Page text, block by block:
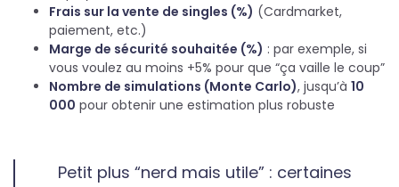
Frais sur la vente de singles (%) (Cardmarket,
paiement, etc.)
Marge de sécurité souhaitée (%) : par exemple, si
vous voulez au moins +5% pour que “ça vaille le coup”
Nombre de simulations (Monte Carlo), jusqu’à 10
000 pour obtenir une estimation plus robuste
Petit plus “nerd mais utile” : certaines